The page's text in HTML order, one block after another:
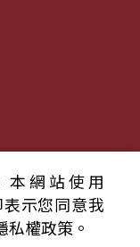
版權所有
隱私權條款
本網站使用
示您同意我
權政策。